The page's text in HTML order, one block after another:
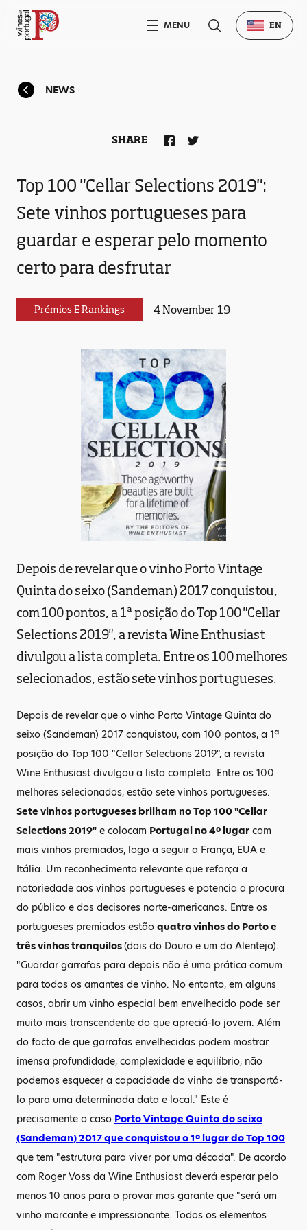
NEWS
Top 100 "Cellar Selections 2019":
Sete vinhos portugueses para
guardar e esperar pelo momento
certo para desfrutar
Prémios E Rankings 4 November 19
SHARE
Depois de revelar que o vinho Porto Vintage
Quinta do seixo (Sandeman) 2017 conquistou,
com 100 pontos, a 1ª posição do Top 100 "Cellar
Selections 2019", a revista Wine Enthusiast
divulgou a lista completa. Entre os 100 melhores
selecionados, estão sete vinhos portugueses.
Depois de revelar que o vinho Porto Vintage Quinta do
seixo (Sandeman) 2017 conquistou, com 100 pontos, a 1ª
posição do Top 100 "Cellar Selections 2019", a revista
Wine Enthusiast divulgou a lista completa. Entre os 100
melhores selecionados, estão sete vinhos portugueses.
Sete vinhos portugueses brilham no Top 100 "Cellar
Selections 2019" e colocam Portugal no 4º lugar com
mais vinhos premiados, logo a seguir a França, EUA e
Itália. Um reconhecimento relevante que reforça a
notoriedade aos vinhos portugueses e potencia a procura
do público e dos decisores norte-americanos. Entre os
portugueses premiados estão quatro vinhos do Porto e
três vinhos tranquilos(dois do Douro e um do Alentejo).
"Guardar garrafas para depois não é uma prática comum
para todos os amantes de vinho. No entanto, em alguns
casos, abrir um vinho especial bem envelhecido pode ser
muito mais transcendente do que apreciá-lo jovem. Além
do facto de que garrafas envelhecidas podem mostrar
imensa profundidade, complexidade e equilíbrio, não
podemos esquecer a capacidade do vinho de transportá-
lo para uma determinada data e local." Este é
precisamente o caso Porto Vintage Quinta do seixo
(Sandeman) 2017 que conquistou o 1º lugar do Top 100
que tem "estrutura para viver por uma década". De acordo
com Roger Voss da Wine Enthusiast deverá esperar pelo
menos 10 anos para o provar mas garante que "será um
vinho marcante e impressionante. Todos os elementos
MENU EN